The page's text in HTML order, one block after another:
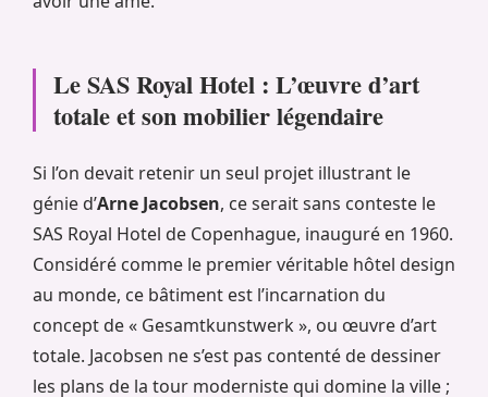
Le SAS Royal Hotel : L’œuvre d’art
totale et son mobilier légendaire
Si l’on devait retenir un seul projet illustrant le
génie d’Arne Jacobsen, ce serait sans conteste le
SAS Royal Hotel de Copenhague, inauguré en 1960.
Considéré comme le premier véritable hôtel design
au monde, ce bâtiment est l’incarnation du
concept de « Gesamtkunstwerk », ou œuvre d’art
totale. Jacobsen ne s’est pas contenté de dessiner
les plans de la tour moderniste qui domine la ville ;